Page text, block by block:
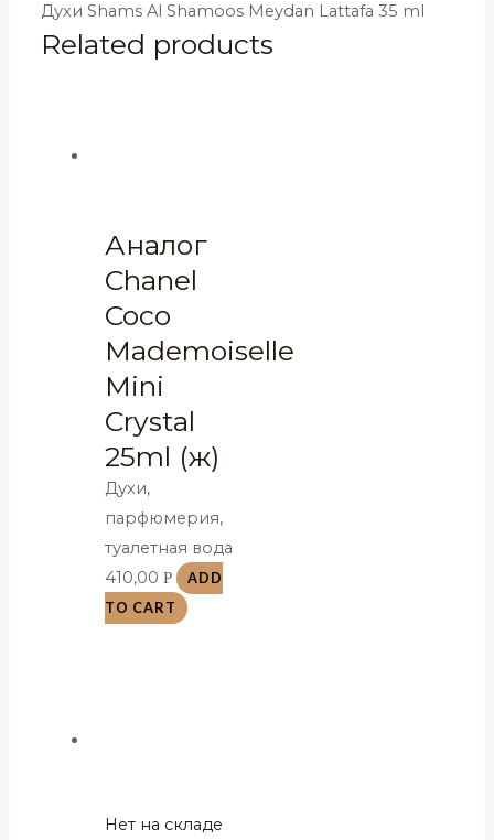
Духи Shams Al Shamoos Meydan Lattafa 35 ml
Related products
Аналог
Chanel
Coco
Mademoiselle
Mini
Crystal
25ml (ж)
Духи,
парфюмерия,
туалетная вода
410,00Р
ADD
TO CART
Нет на складе